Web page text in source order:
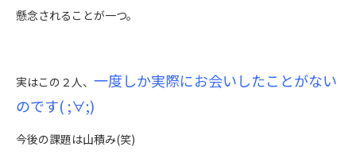
懸念されることが一つ。
実はこの２人、 一度しか実際にお会いしたことがない
のです( ;∀;)
今後の課題は山積み(笑)